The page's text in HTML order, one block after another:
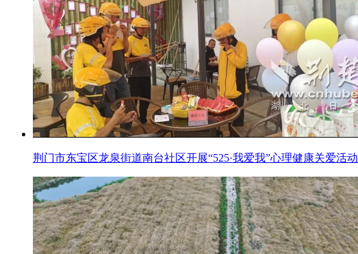
荆门市东宝区龙泉街道南台社区开展“525·我爱我”心理健康关爱活动